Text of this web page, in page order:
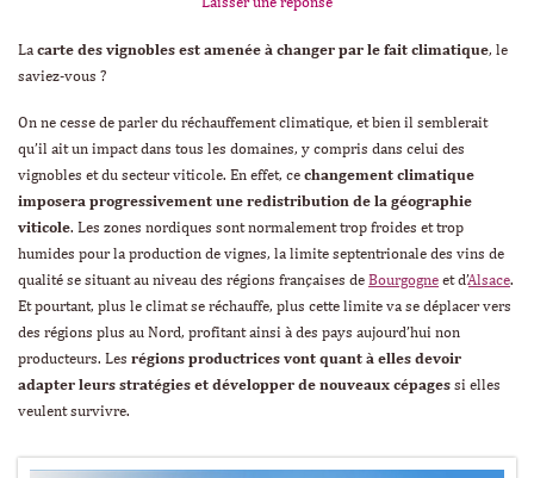
La carte des vignobles est amenée à changer par le fait climatique, le
saviez-vous ?
On ne cesse de parler du réchauffement climatique, et bien il semblerait
qu’il ait un impact dans tous les domaines, y compris dans celui des
vignobles et du secteur viticole. En effet, ce changement climatique
imposera progressivement une redistribution de la géographie
viticole. Les zones nordiques sont normalement trop froides et trop
humides pour la production de vignes, la limite septentrionale des vins de
qualité se situant au niveau des régions françaises de Bourgogne et d’Alsace.
Et pourtant, plus le climat se réchauffe, plus cette limite va se déplacer vers
des régions plus au Nord, profitant ainsi à des pays aujourd’hui non
producteurs. Les régions productrices vont quant à elles devoir
adapter leurs stratégies et développer de nouveaux cépages si elles
veulent survivre.